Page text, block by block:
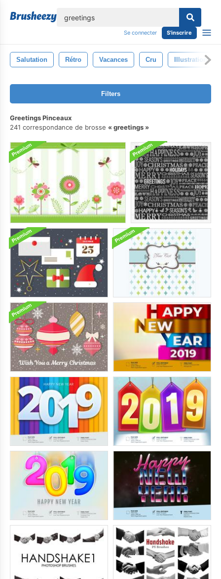
Se connecter S'inscrire
Salutation Rétro Vacances Cru Illustration
Filters
Greetings Pinceaux
241 correspondance de brosse
greetings